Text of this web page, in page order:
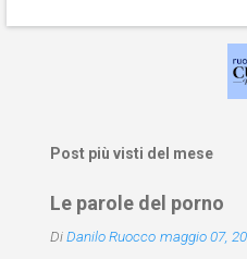
Post più visti del mese
Le parole del porno
DiDanilo Ruocco maggio 07,